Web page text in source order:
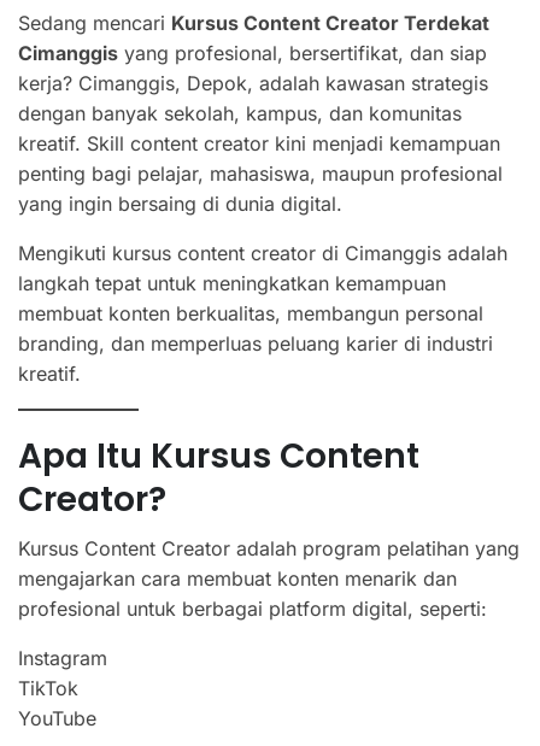
Sedang mencari Kursus Content Creator Terdekat
Cimanggis yang profesional, bersertifikat, dan siap
kerja? Cimanggis, Depok, adalah kawasan strategis
dengan banyak sekolah, kampus, dan komunitas
kreatif. Skill content creator kini menjadi kemampuan
penting bagi pelajar, mahasiswa, maupun profesional
yang ingin bersaing di dunia digital.
Mengikuti kursus content creator di Cimanggis adalah
langkah tepat untuk meningkatkan kemampuan
membuat konten berkualitas, membangun personal
branding, dan memperluas peluang karier di industri
kreatif.
Apa Itu Kursus Content
Creator?
Kursus Content Creator adalah program pelatihan yang
mengajarkan cara membuat konten menarik dan
profesional untuk berbagai platform digital, seperti:
Instagram
TikTok
YouTube